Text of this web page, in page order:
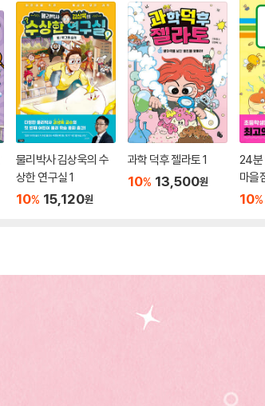
물리박사 김상욱의 수
상한 연구실 1
10% 15,120원
과학 덕후 젤라토 1
10% 13,500원
24분
마을
술 쇼
10%